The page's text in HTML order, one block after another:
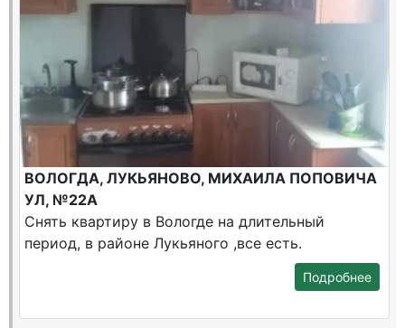
ВОЛОГДА, ЛУКЬЯНОВО, МИХАИЛА ПОПОВИЧА
УЛ, №22А
Снять квартиру в Вологде на длительный
период, в районе Лукьяного ,все есть.
Подробнее